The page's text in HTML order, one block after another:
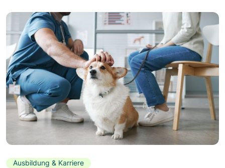
Ausbildung & Karriere